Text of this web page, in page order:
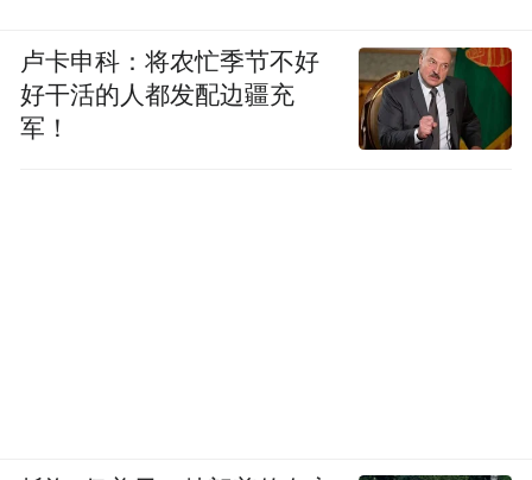
卢卡申科：将农忙季节不好
好干活的人都发配边疆充
军！